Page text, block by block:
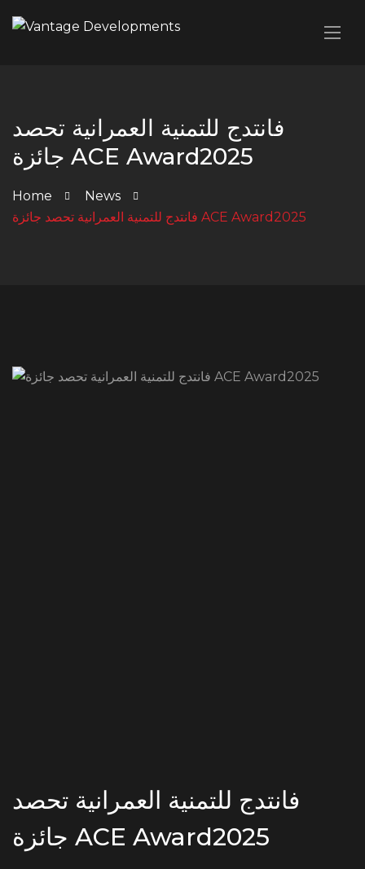
فانتدج للتمنية العمرانية تحصد
جائزة ACE Award2025
Home
News
فانتدج للتمنية العمرانية تحصد جائزة ACE Award2025
فانتدج للتمنية العمرانية تحصد
جائزة ACE Award2025
PHONE NO
19135